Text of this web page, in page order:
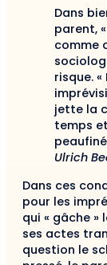
Dans
parent,
comme
risque.
jette la
temps
Ulrich
Dans ces
pour les
qui « gâche
ses actes
question le